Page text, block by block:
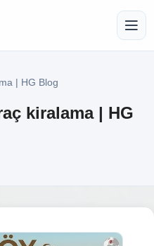
| HG Blog
kiralama | HG